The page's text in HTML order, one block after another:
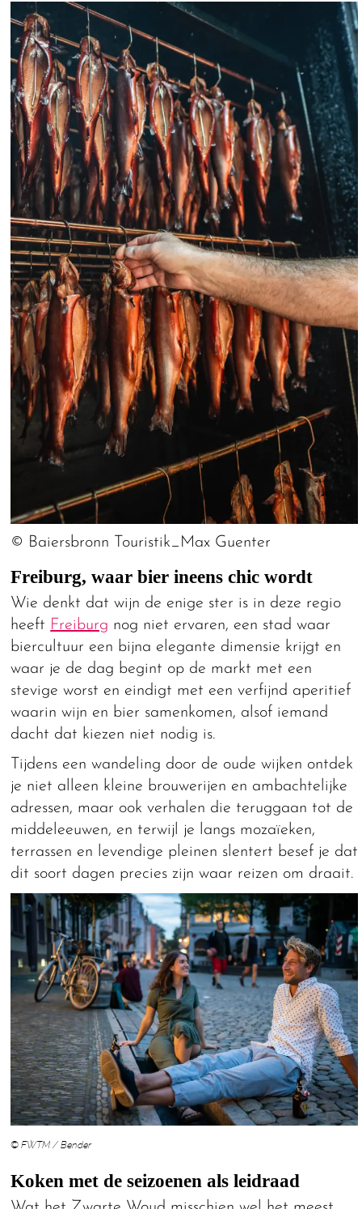
© Baiersbronn Touristik_Max Guenter
Freiburg, waar bier ineens chic wordt
Wie denkt dat wijn de enige ster is in deze regio
heeft Freiburg nog niet ervaren, een stad waar
biercultuur een bijna elegante dimensie krijgt en
waar je de dag begint op de markt met een
stevige worst en eindigt met een verfijnd aperitief
waarin wijn en bier samenkomen, alsof iemand
dacht dat kiezen niet nodig is.
Tijdens een wandeling door de oude wijken ontdek
je niet alleen kleine brouwerijen en ambachtelijke
adressen, maar ook verhalen die teruggaan tot de
middeleeuwen, en terwijl je langs mozaïeken,
terrassen en levendige pleinen slentert besef je dat
dit soort dagen precies zijn waar reizen om draait.
© FWTM / Bender
Koken met de seizoenen als leidraad